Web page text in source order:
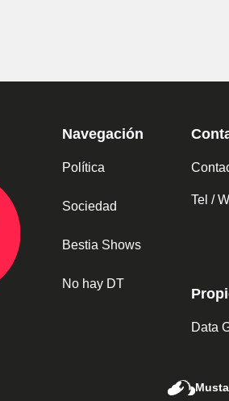
Navegación
Política
Sociedad
Bestia Shows
No hay DT
Tel /
Data